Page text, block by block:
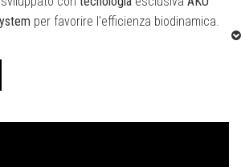
per favorire l'efficienza biodinamica.
Selvatica Megagrip